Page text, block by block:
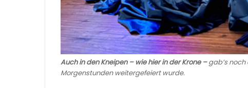
Auch in den Kneipen – wie hier in der Krone –gab’s noch
Morgenstunden weitergefeiert wurde.